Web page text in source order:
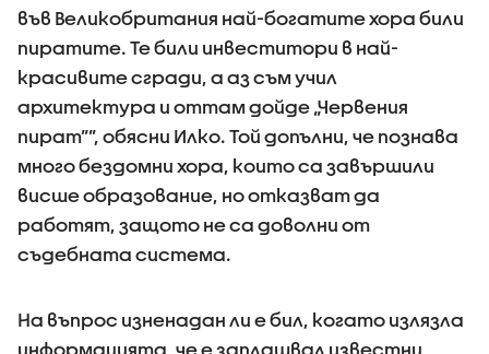
във Великобритания най-богатите хора били
пиратите. Те били инвеститори в най-
красивите сгради, а аз съм учил
архитектура и оттам дойде „Червения
пират””, обясни Илко. Той допълни, че познава
много бездомни хора, които са завършили
висше образование, но отказват да
работят, защото не са доволни от
съдебната система.
На въпрос изненадан ли е бил, когато излязла
информацията, че е заплашвал известни